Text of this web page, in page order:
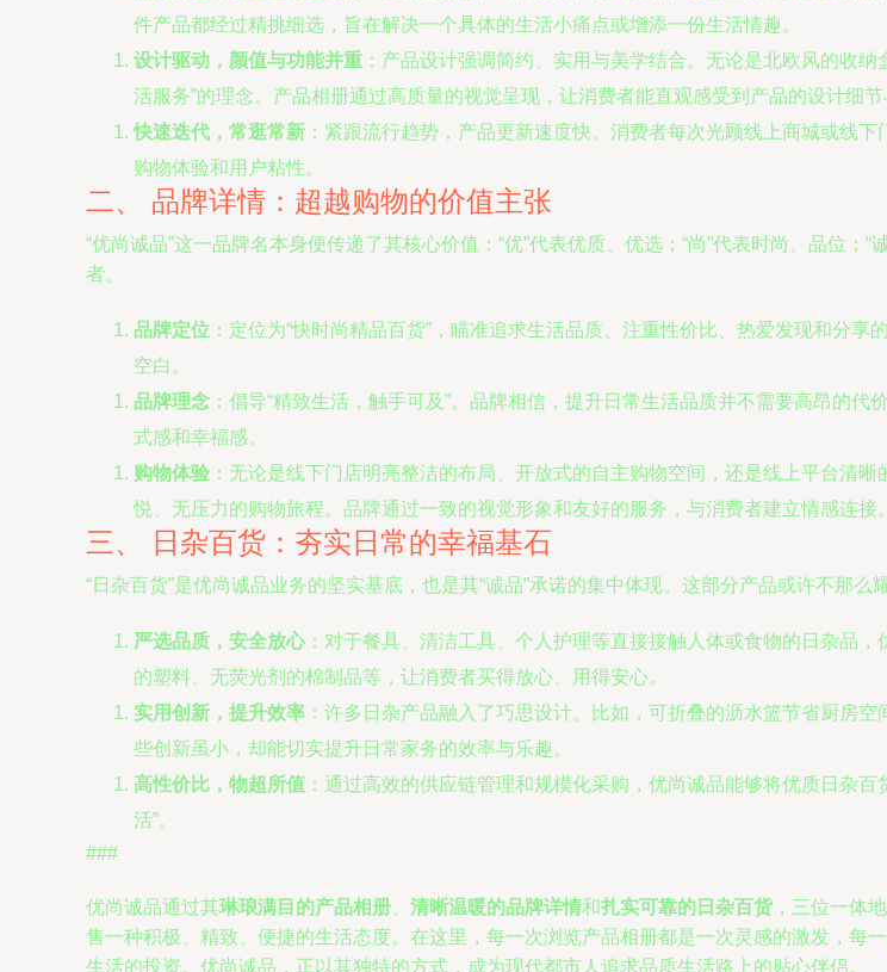
件产品都经过精挑细选，旨在解决一个具体的生活小痛点或增添一份生活情趣。
设计驱动，颜值与功能并重 ：产品设计强调简约、实用与美学结合。无论是北欧风的收
活服务”的理念。产品相册通过高质量的视觉呈现，让消费者能直观感受到产品的设计细节
快速迭代，常逛常新 ：紧跟流行趋势，产品更新速度快。消费者每次光顾线上商城或线
购物体验和用户粘性。
二、 品牌详情：超越购物的价值主张
“优尚诚品”这一品牌名本身便传递了其核心价值：“优”代表优质、优选；“尚”代表时尚、品位
者。
品牌定位 ：定位为“快时尚精品百货”，瞄准追求生活品质、注重性价比、热爱发现和分
空白。
品牌理念 ：倡导“精致生活，触手可及”。品牌相信，提升日常生活品质并不需要高昂的
式感和幸福感。
购物体验 ：无论是线下门店明亮整洁的布局、开放式的自主购物空间，还是线上平台清
悦、无压力的购物旅程。品牌通过一致的视觉形象和友好的服务，与消费者建立情感连接。
三、 日杂百货：夯实日常的幸福基石
“日杂百货”是优尚诚品业务的坚实基底，也是其“诚品”承诺的集中体现。这部分产品或许不那
严选品质，安全放心：对于餐具、清洁工具、个人护理等直接接触人体或食物的日杂品
的塑料、无荧光剂的棉制品等，让消费者买得放心、用得安心。
实用创新，提升效率 ：许多日杂产品融入了巧思设计。比如，可折叠的沥水篮节省厨房
些创新虽小，却能切实提升日常家务的效率与乐趣。
高性价比，物超所值 ：通过高效的供应链管理和规模化采购，优尚诚品能够将优质日杂
活”。
###
优尚诚品通过其琳琅满目的产品相册 清晰温暖的品牌详情和扎实可靠的日杂百货 ，三位一体
售一种积极、精致、便捷的生活态度。在这里，每一次浏览产品相册都是一次灵感的激发，每
生活的投资。优尚诚品，正以其独特的方式，成为现代都市人追求品质生活路上的贴心伴侣。